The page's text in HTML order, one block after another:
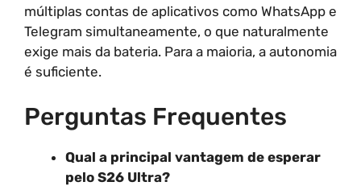
múltiplas contas de aplicativos como WhatsApp e
Telegram simultaneamente, o que naturalmente
exige mais da bateria. Para a maioria, a autonomia
é suficiente.
Perguntas Frequentes
Qual a principal vantagem de esperar
pelo S26 Ultra?